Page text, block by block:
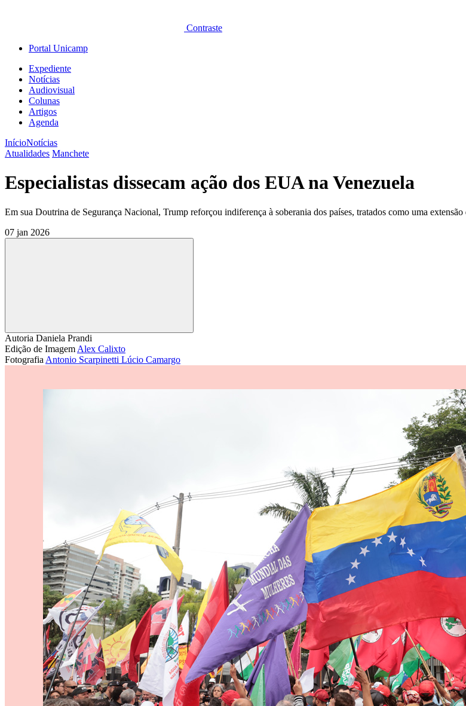
Contraste
Portal Unicamp
Expediente
Notícias
Audiovisual
Colunas
Artigos
Agenda
InícioNotícias
Atualidades Manchete
Especialistas dissecam ação dos EUA na Venezuela
Em sua Doutrina de Segurança Nacional, Trump reforçou indiferença à soberania dos países, tratados como uma
07 jan 2026
Compartilhar
Autoria Daniela Prandi
Edição de Imagem Alex Calixto
Fotografia Antonio Scarpinetti Lúcio Camargo